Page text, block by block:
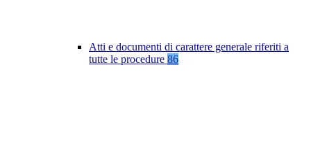
Atti e documenti di carattere generale riferiti a
tutte le procedure 86